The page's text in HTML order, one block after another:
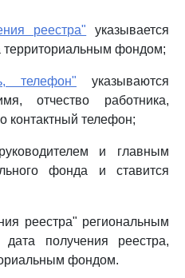
реестра" указывается
территориальным фондом;
телефон" указываются
отчество работника,
контактный телефон;
и главным
фонда и ставится
реестра" региональным
дата получения реестра,
фондом.